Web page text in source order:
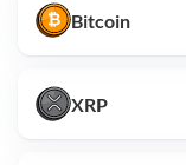
Bitcoin
XRP